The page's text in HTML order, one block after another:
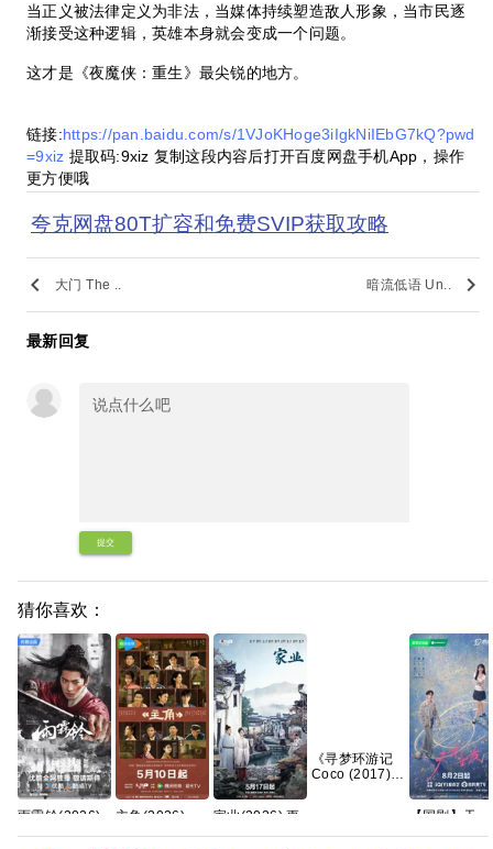
当正义被法律定义为非法，当媒体持续塑造敌人形象，当市民逐
渐接受这种逻辑，英雄本身就会变成一个问题。
这才是《夜魔侠：重生》最尖锐的地方。
链接:https://pan.baidu.com/s/1VJoKHoge3iIgkNiIEbG7kQ?pwd
=9xiz 提取码:9xiz 复制这段内容后打开百度网盘手机App，操作
更方便哦
夸克网盘80T扩容和免费SVIP获取攻略
keyboard_arrow_left 大门 The .. 暗流低语 Un.. keyboard_arrow_right
最新回复
提交
猜你喜欢：
雨霖铃(2026)
主角(2026)
家业(2026) 更
《寻梦环游记
Coco (2017)》
【国剧】天